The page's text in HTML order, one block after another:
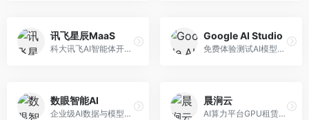
讯飞星辰MaaS
科大讯飞AI智能体开发平台，专注于企业级模型服务。面向企业用户，提供模型调用、智能体创建、行业解决方案等服务，中文能力突出。
Google AI Studio
免费体验测试AI模型的平台，深度整合Google生态。面向开发者和研究者，提供Gemini模型体验、API密钥管理、提示词测试等服务，免费使用。
数眼智能AI
企业级AI数据与模型服务平台，专注于数据驱动AI。面向企业用户，提供数据管理、模型训练、部署服务等，数据治理能力强。
晨涧云
AI算力平台GPU租赁服务，专注于弹性算力。面向开发者和研究者，提供GPU租赁、弹性调度、成本优化等服务，算力灵活。